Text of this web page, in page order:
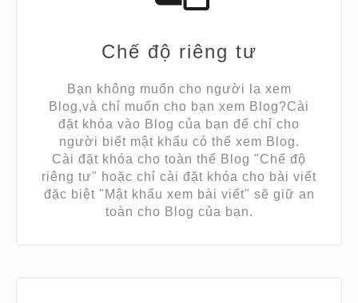
Chế độ riêng tư
Bạn không muốn cho người lạ xem
Blog,và chỉ muốn cho bạn xem Blog?Cài
đặt khóa vào Blog của bạn để chỉ cho
người biết mật khẩu có thể xem Blog.
Cài đặt khóa cho toàn thể Blog "Chế độ
riêng tư" hoặc chỉ cài đặt khóa cho bài viết
đặc biệt "Mật khẩu xem bài viết" sẽ giữ an
toàn cho Blog của bạn.